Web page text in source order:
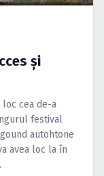
şi
loc cea de-a
festival
autohtone
avea loc la în